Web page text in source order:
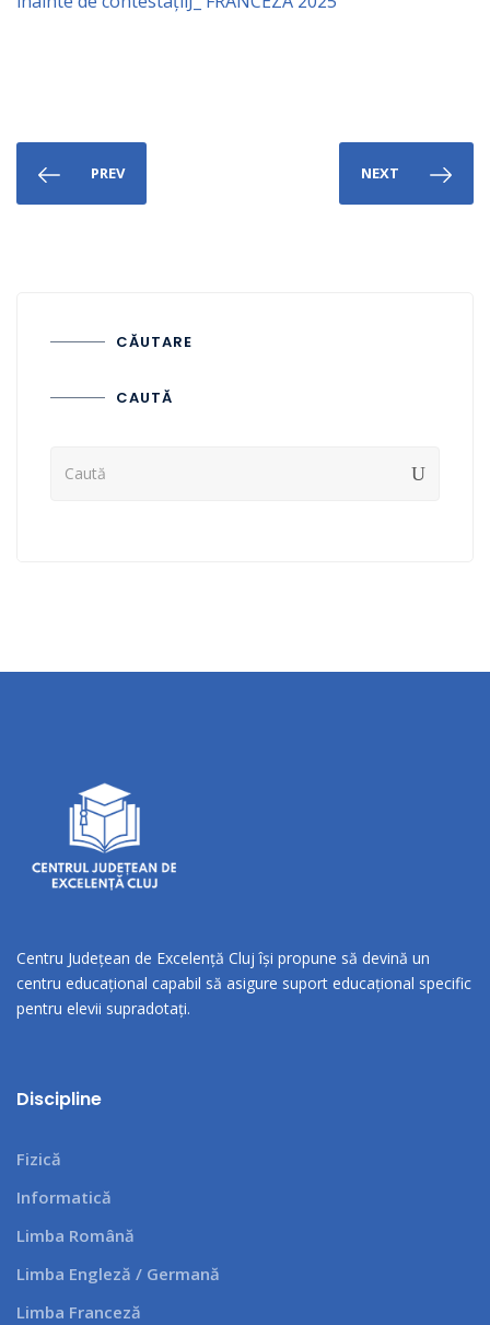
PREV NEXT
CĂUTARE
CAUTĂ
Centru Județean de Excelență Cluj își propune să devină un
centru educațional capabil să asigure suport educațional specific
pentru elevii supradotați.
Discipline
Fizică
Informatică
Limba Română
Limba Engleză / Germană
Limba Franceză